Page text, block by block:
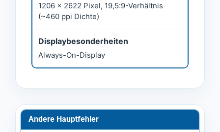
1206 x 2622 Pixel, 19,5:9-Verhältnis
(~460 ppi Dichte)
Displaybesonderheiten
Always-On-Display
Andere Hauptfehler